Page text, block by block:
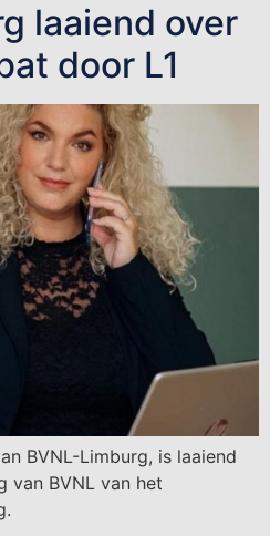
laaiend over
door L1
BVNL-Limburg, is laaiend
van BVNL van het